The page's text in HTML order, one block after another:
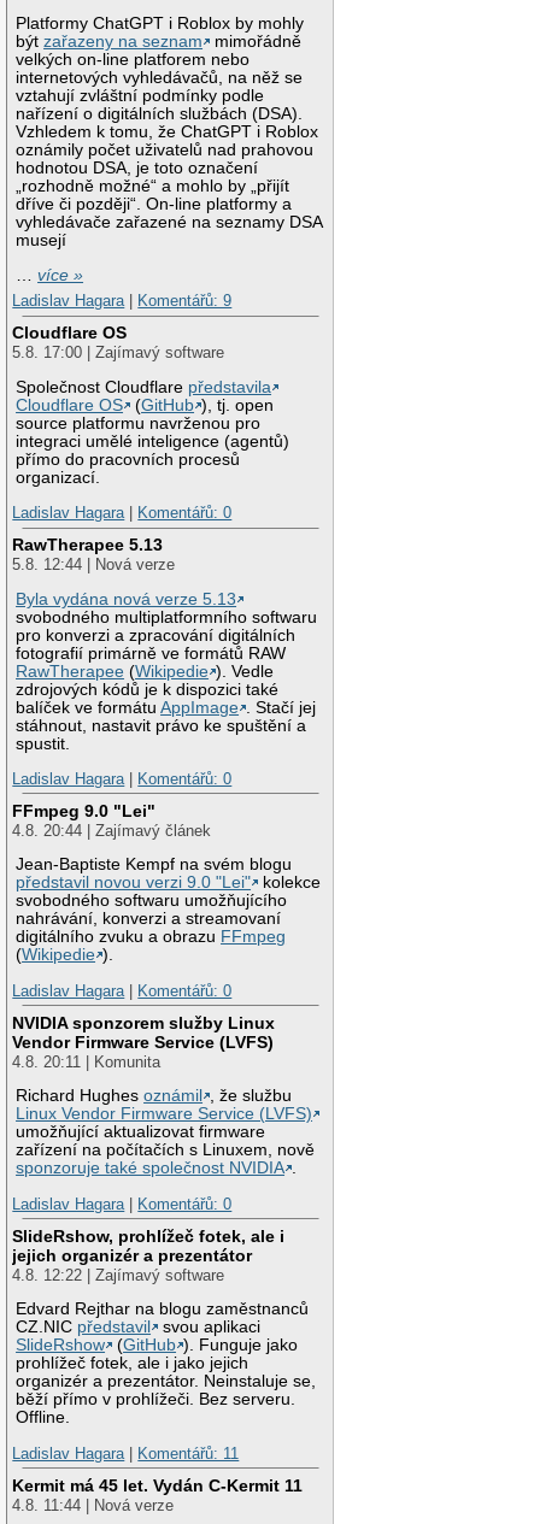
Platformy ChatGPT i Roblox by mohly
býtzařazeny na seznam
mimořádně
velkých on-line platforem nebo
internetových vyhledávačů, na něž se
vztahují zvláštní podmínky podle
nařízení o digitálních službách (DSA).
Vzhledem k tomu, že ChatGPT i Roblox
oznámily počet uživatelů nad prahovou
hodnotou DSA, je toto označení
„rozhodně možné“ a mohlo by „přijít
dříve či později“. On-line platformy a
vyhledávače zařazené na seznamy DSA
musejí
…více »
Ladislav Hagara| Komentářů: 9
Cloudflare OS
5.8. 17:00 | Zajímavý software
Společnost Cloudflare představila
Cloudflare OS
(GitHub ), tj. open
source platformu navrženou pro
integraci umělé inteligence (agentů)
přímo do pracovních procesů
organizací.
Ladislav Hagara| Komentářů: 0
RawTherapee 5.13
5.8. 12:44 | Nová verze
Byla vydána nová verze 5.13
svobodného multiplatformního softwaru
pro konverzi a zpracování digitálních
fotografií primárně ve formátů RAW
RawTherapee (Wikipedie ). Vedle
zdrojových kódů je k dispozici také
balíček ve formátuAppImage
. Stačí jej
stáhnout, nastavit právo ke spuštění a
spustit.
Ladislav Hagara| Komentářů: 0
FFmpeg 9.0 "Lei"
4.8. 20:44 | Zajímavý článek
Jean-Baptiste Kempf na svém blogu
představil novou verzi 9.0 "Lei"
kolekce
svobodného softwaru umožňujícího
nahrávání, konverzi a streamovaní
digitálního zvuku a obrazu FFmpeg
(Wikipedie ).
Ladislav Hagara| Komentářů: 0
NVIDIA sponzorem služby Linux
Vendor Firmware Service (LVFS)
4.8. 20:11 | Komunita
Richard Hughesoznámil
, že službu
Linux Vendor Firmware Service (LVFS)
umožňující aktualizovat firmware
zařízení na počítačích s Linuxem, nově
sponzoruje také společnost NVIDIA .
Ladislav Hagara| Komentářů: 0
SlideRshow, prohlížeč fotek, ale i
jejich organizér a prezentátor
4.8. 12:22 | Zajímavý software
Edvard Rejthar na blogu zaměstnanců
CZ.NIC představil
svou aplikaci
SlideRshow
(GitHub ). Funguje jako
prohlížeč fotek, ale i jako jejich
organizér a prezentátor. Neinstaluje se,
běží přímo v prohlížeči. Bez serveru.
Offline.
Ladislav Hagara| Komentářů: 11
Kermit má 45 let. Vydán C-Kermit 11
4.8. 11:44 | Nová verze